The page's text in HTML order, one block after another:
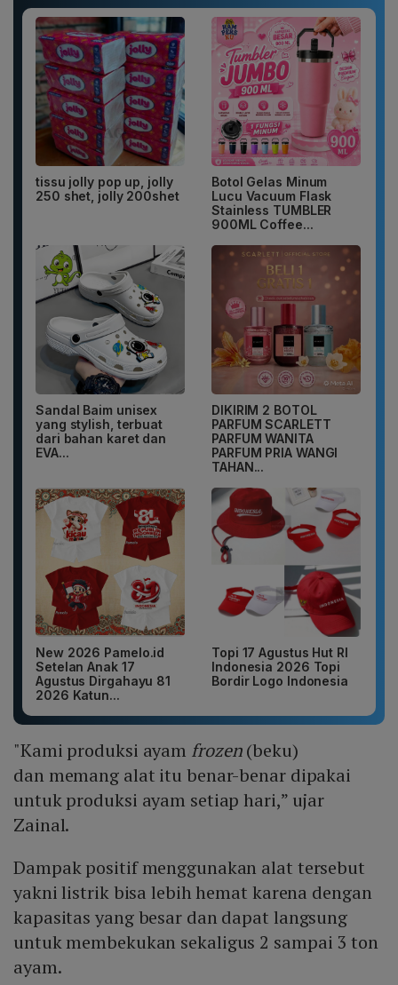
tissu jolly pop up, jolly
250 shet, jolly 200shet
Botol Gelas Minum
Lucu Vacuum Flask
Stainless TUMBLER
900ML Coffee...
Sandal Baim unisex
yang stylish, terbuat
dari bahan karet dan
EVA...
DIKIRIM 2 BOTOL
PARFUM SCARLETT
PARFUM WANITA
PARFUM PRIA WANGI
TAHAN...
New 2026 Pamelo.id
Setelan Anak 17
Agustus Dirgahayu 81
2026 Katun...
Topi 17 Agustus Hut RI
Indonesia 2026 Topi
Bordir Logo Indonesia
"Kami produksi ayam frozen(beku)
dan memang alat itu benar-benar dipakai
untuk produksi ayam setiap hari,” ujar
Zainal.
Dampak positif menggunakan alat tersebut
yakni listrik bisa lebih hemat karena dengan
kapasitas yang besar dan dapat langsung
untuk membekukan sekaligus 2 sampai 3 ton
ayam.